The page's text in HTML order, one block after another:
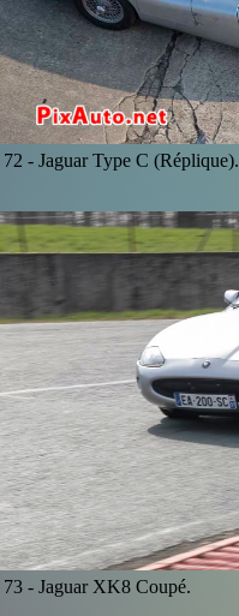
72 -Jaguar Type C (Réplique).
73 -Jaguar XK8 Coupé.